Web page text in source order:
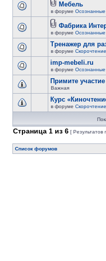
Мебель
в форуме
Фабрика
в форуме
Тренажер для
в форуме Скорочтение
imp-mebeli.ru
в форуме
Примите
Важная
Курс
в форуме Скорочтение
Страница 1 из 6 [ Результатов
Список форумов